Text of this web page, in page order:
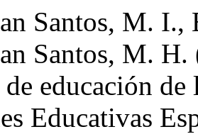
Santos, M.
Santos, M.
educación
Educativas